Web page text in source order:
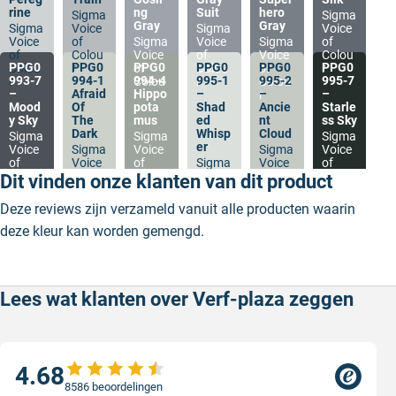
rine
Sigma
Voice
of
Colou
r
Sigma
Voice
of
Colou
r
ng
Gray
Sigma
Voice
of
Colou
r
Suit
Sigma
Voice
of
Colou
r
hero
Gray
Sigma
Voice
of
Colou
r
Sigma
Voice
of
Colou
r
PPG0
993-7
–
Mood
y Sky
Sigma
Voice
of
Colou
r
PPG0
994-1
Afraid
Of
The
Dark
Sigma
Voice
of
Colou
PPG0
994-4
Hippo
pota
mus
Sigma
Voice
of
Colou
r
PPG0
995-1
–
Shad
ed
Whisp
er
Sigma
Voice
of
Colou
r
PPG0
995-2
–
Ancie
nt
Cloud
Sigma
Voice
of
Colou
PPG0
995-7
–
Starle
ss Sky
Sigma
Voice
of
Colou
r
Dit vinden onze klanten van dit product
Deze reviews zijn verzameld vanuit alle producten waarin
deze kleur kan worden gemengd.
Lees wat klanten over Verf-plaza zeggen
4.688586 beoordelingen